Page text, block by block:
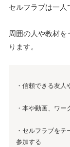
セルフラブは一人
周囲の人や教材
ります。
・信頼できる友
・本や動画、ワ
・セルフラブを
参加する